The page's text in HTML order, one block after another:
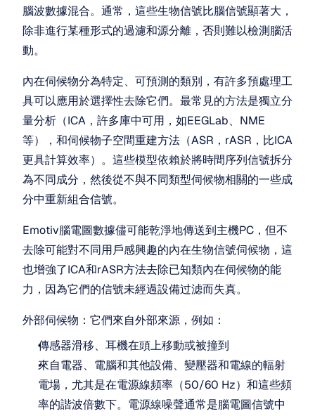
腦波數據混合。通常，這些生物信號比腦信號顯著大，
除非進行某種形式的過濾和源分離，否則難以檢測腦活
動。
內在伺候物分為特定、可預測的類別，有許多預處理工
具可以應用於選擇性去除它們。最常見的方法是獨立分
量分析（ICA，許多庫中可用，如EEGLab、NME
等），和伺候物子空間重建方法（ASR，rASR，比ICA
更具計算效率）。這些模型依賴於將時間序列信號拆分
為不同成分，然後從不與不同類型伺候物相關的一些成
分中重新組合信號。
Emotiv腦電圖數據儘可能乾淨地傳送到主機PC，但不
去除可能對不同用戶感興趣的內在生物信號伺候物，這
也增強了ICA和rASR方法去除已知類內在伺候物的能
力，因為它們的信號未經過設備过滤而失真。
外部伺候物：它們來自外部來源，例如：
傳感器滑移、耳機在頭上移動或被撞到
來自電器、電腦和其他設備、變壓器和電線的輻射
電場，尤其是在電源線頻率（50/60 Hz）和這些頻
率的諧波倍數下。電源線噪聲通常是腦電圖信號中